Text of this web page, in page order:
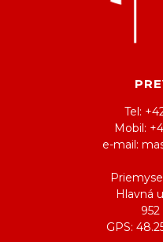
Tel:
Mobil:
e-mail:
Hlavná
GPS: